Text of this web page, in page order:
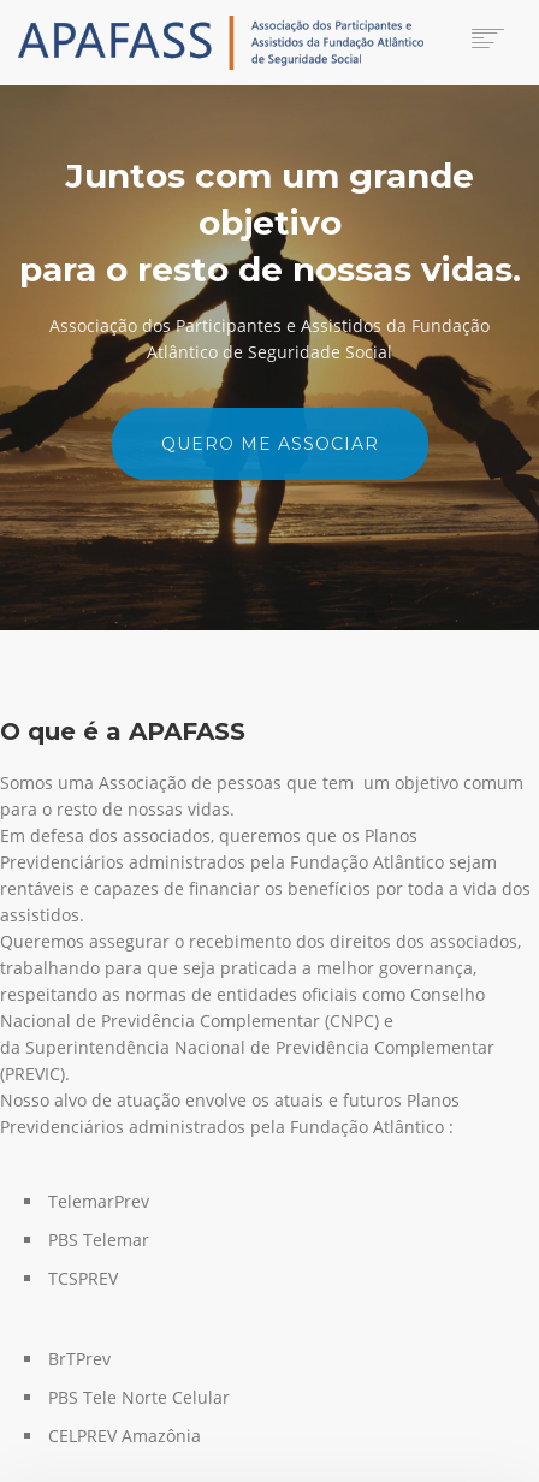
NOTÍCIAS
PRIVACIDADE
AREA DO ASSOCIADO
SEARCH
Juntos com um grande
objetivo
para o resto de nossas vidas.
Associação dos Participantes e Assistidos da Fundação
Atlântico de Seguridade Social
QUERO ME ASSOCIAR
O que é a APAFASS
Somos uma Associação de pessoas que tem um objetivo comum
para o resto de nossas vidas.
Em defesa dos associados, queremos que os Planos
Previdenciários administrados pela Fundação Atlântico sejam
rentáveis e capazes de financiar os benefícios por toda a vida dos
assistidos.
Queremos assegurar o recebimento dos direitos dos associados,
trabalhando para que seja praticada a melhor governança,
respeitando as normas de entidades oficiais como Conselho
Nacional de Previdência Complementar (CNPC) e
da Superintendência Nacional de Previdência Complementar
(PREVIC).
Nosso alvo de atuação envolve os atuais e futuros Planos
Previdenciários administrados pela Fundação Atlântico :
TelemarPrev
PBS Telemar
TCSPREV
BrTPrev
PBS Tele Norte Celular
CELPREV Amazônia